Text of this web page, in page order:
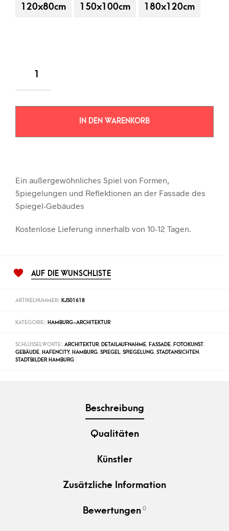
120x80cm 150x100cm 180x120cm
IN DEN WARENKORB
Ein außergewöhnliches Spiel von Formen,
Spiegelungen und Reflektionen an der Fassade des
Spiegel-Gebäudes
Kostenlose Lieferung innerhalb von 10-12 Tagen.
AUF DIE WUNSCHLISTE
ARTIKELNUMMER: KJS01618
KATEGORIE: HAMBURG-ARCHITEKTUR
SCHLÜSSELWORTE: ARCHITEKTUR, DETAILAUFNAHME, FASSADE, FOTOKUNST,
GEBÄUDE, HAFENCITY, HAMBURG, SPIEGEL, SPIEGELUNG, STADTANSICHTEN,
STADTBILDER HAMBURG
Beschreibung
Qualitäten
Künstler
Zusätzliche Information
Bewertungen 0